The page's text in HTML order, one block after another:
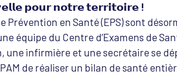
𝗽𝗼𝘂𝗿 𝗻𝗼𝘁𝗿𝗲 𝘁𝗲𝗿𝗿𝗶𝘁𝗼𝗶𝗿𝗲 !
Prévention en Santé (EPS) sont
équipe du Centre d’Examens de
une infirmière et une secrétaire se
de réaliser un bilan de santé